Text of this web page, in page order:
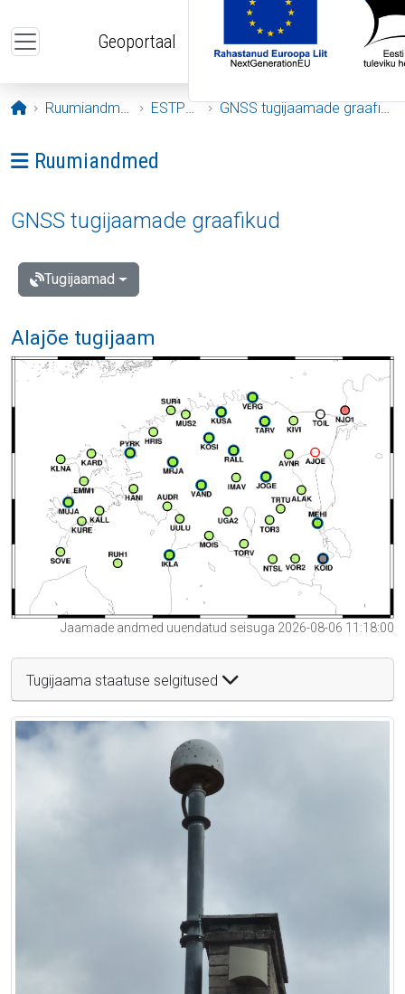
Geoportaal
Avaleht
Ruumiandmed ESTPOS GNSS tugijaamade graafikud
Ava menüü: Ruumiandmed
Ruumiandmed
GNSS tugijaamade graafikud
Tugijaamad
Alajõe tugijaam
Jaamade andmed uuendatud seisuga 2026-08-06 11:18:00
Tugijaama staatuse selgitused